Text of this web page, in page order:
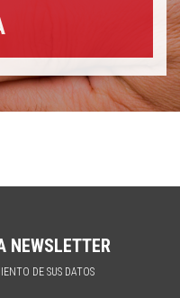
NEWSLETTER
DE SUS DATOS